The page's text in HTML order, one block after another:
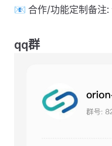
📧 合作/功能定制备注:
qq群